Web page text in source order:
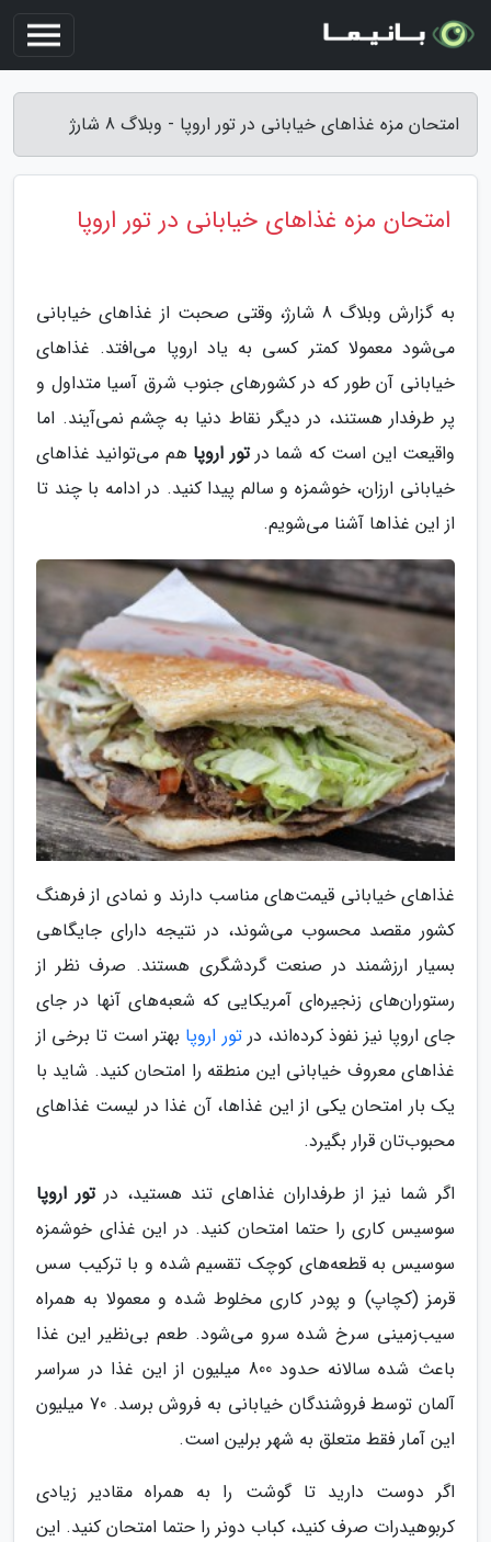
امتحان مزه غذاهای خیابانی در تور اروپا - وبلاگ 8 شارژ
امتحان مزه غذاهای خیابانی در تور اروپا
به گزارش وبلاگ 8 شارژ، وقتی صحبت از غذاهای خیابانی
می‌شود معمولا کمتر کسی به یاد اروپا می‌افتد. غذاهای
خیابانی آن طور که در کشورهای جنوب شرق آسیا متداول و
پر طرفدار هستند، در دیگر نقاط دنیا به چشم نمی‌آیند. اما
واقیعت این است که شما درتور اروپا هم می‌توانید غذاهای
خیابانی ارزان، خوشمزه و سالم پیدا کنید. در ادامه با چند تا
از این غذاها آشنا می‌شویم.
غذاهای خیابانی قیمت‌های مناسب دارند و نمادی از فرهنگ
کشور مقصد محسوب می‌شوند، در نتیجه دارای جایگاهی
بسیار ارزشمند در صنعت گردشگری هستند. صرف‌ نظر از
رستوران‌های زنجیره‌ای آمریکایی که شعبه‌های آنها در جای
جای اروپا نیز نفوذ کرده‌اند، درتور اروپا بهتر است تا برخی از
غذاهای معروف خیابانی این منطقه را امتحان کنید. شاید با
یک‌ بار امتحان یکی از این غذاها، آن غذا در لیست غذاهای
محبوب‌تان قرار بگیرد.
اگر شما نیز از طرفداران غذاهای تند هستید، درتور اروپا
سوسیس کاری را حتما امتحان کنید. در این غذای خوشمزه
سوسیس به قطعه‌های کوچک تقسیم شده و با ترکیب سس
قرمز (کچاپ) و پودر کاری مخلوط شده و معمولا به همراه
سیب‌زمینی سرخ شده سرو می‌شود. طعم بی‌نظیر این غذا
باعث شده سالانه حدود 800 میلیون از این غذا در سراسر
آلمان توسط فروشندگان خیابانی به فروش برسد. 70 میلیون
این آمار فقط متعلق به شهر برلین است.
اگر دوست دارید تا گوشت را به همراه مقادیر زیادی
کربوهیدرات صرف کنید، کباب دونر را حتما امتحان کنید. این